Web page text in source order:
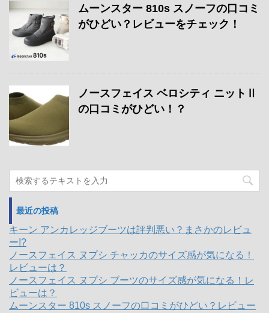
ムーンスター 810s スノーフの口コミ
がひどい？レビューをチェック！
ノースフェイス ベロシティ ニットⅡ
の口コミがひどい！？
最近の投稿
キーン アンカレッジブーツは評判悪い？まさかのレビュ
ー!?
ノースフェイス ヌプシ チャッカのサイズ感が気になる！
レビューは？
ノースフェイス ヌプシ ブーツのサイズ感が気になる！レ
ビューは？
ムーンスター 810s スノーフの口コミがひどい？レビュー